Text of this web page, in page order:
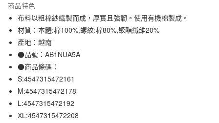
信用卡分期付款
3 期 0 利率 每期NT$157
合作金庫商業銀行
華南商業銀行
上海商業儲蓄銀行
臺灣中小企業銀行
匯豐（台灣）商業銀行
聯邦商業銀行
元大商業銀行
超商取貨付款
LINE Pay
Apple Pay
街口支付
悠遊付
商品特色
布料以粗棉紗織製而成，厚實且強韌。使用有機棉製成。
材質：本體:棉100%,螺紋:棉80%,聚酯纖維20%
產地：越南
●品號：AB1NUA5A
●商品條碼：
S:4547315472161
M:4547315472178
L:4547315472192
XL:4547315472208